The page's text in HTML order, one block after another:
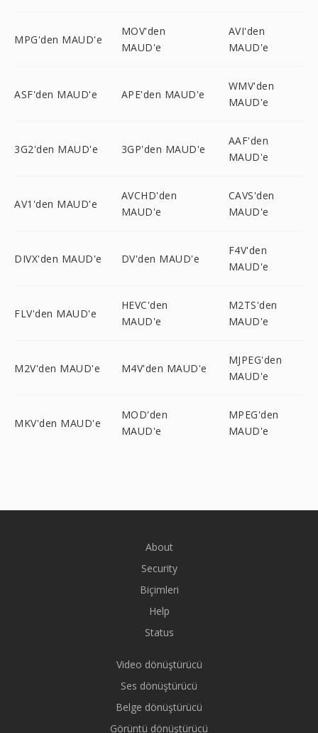
MPG'den MAUD'e
MOV'den
MAUD'e
AVI'den
MAUD'e
ASF'den MAUD'e APE'den MAUD'e
WMV'den
MAUD'e
3G2'den MAUD'e 3GP'den MAUD'e
AAF'den
MAUD'e
AV1'den MAUD'e
AVCHD'den
MAUD'e
CAVS'den
MAUD'e
DIVX'den MAUD'e DV'den MAUD'e
F4V'den
MAUD'e
FLV'den MAUD'e
HEVC'den
MAUD'e
M2TS'den
MAUD'e
M2V'den MAUD'e M4V'den MAUD'e
MJPEG'den
MAUD'e
MKV'den MAUD'e
MOD'den
MAUD'e
MPEG'den
MAUD'e
About
Security
Biçimleri
Help
Status
Video dönüştürücü
Ses dönüştürücü
Belge dönüştürücü
Görüntü dönüştürücü